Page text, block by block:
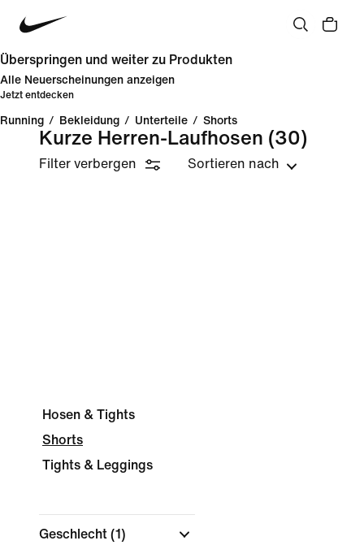
Überspringen und weiter zu Produkten
Alle Neuerscheinungen anzeigen
Jetzt entdecken
Running / Bekleidung / Unterteile / Shorts
Kurze Herren-Laufhosen (30)
Filter verbergen Sortieren nach
Hosen & Tights
Shorts
Tights & Leggings
Geschlecht (1)